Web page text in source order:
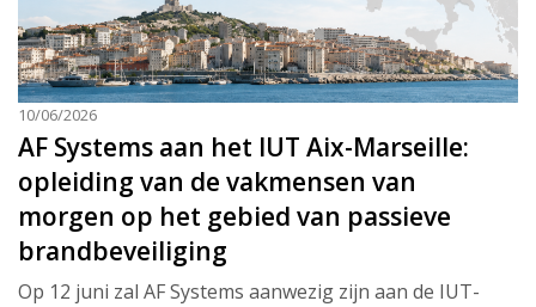
10/06/2026
AF Systems aan het IUT Aix-Marseille:
opleiding van de vakmensen van
morgen op het gebied van passieve
brandbeveiliging
Op 12 juni zal AF Systems aanwezig zijn aan de IUT-